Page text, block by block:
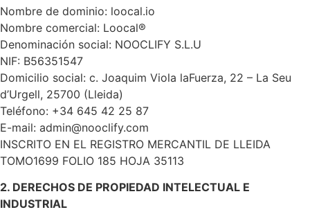
Nombre de dominio: loocal.io
Nombre comercial: Loocal®
Denominación social: NOOCLIFY S.L.U
NIF: B56351547
Domicilio social: c. Joaquim Viola laFuerza, 22 – La Seu
d’Urgell, 25700 (Lleida)
Teléfono: +34 645 42 25 87
E-mail: admin@nooclify.com
INSCRITO EN EL REGISTRO MERCANTIL DE LLEIDA
TOMO1699 FOLIO 185 HOJA 35113
2. DERECHOS DE PROPIEDAD INTELECTUAL E
INDUSTRIAL